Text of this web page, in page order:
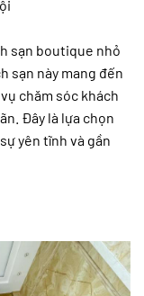
sạn boutique nhỏ
sạn này mang đến
chăm sóc khách
Đây là lựa chọn
yên tĩnh và gần